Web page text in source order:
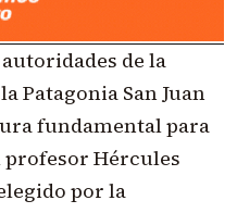
de la
Patagonia San Juan
fundamental para
Hércules
por la